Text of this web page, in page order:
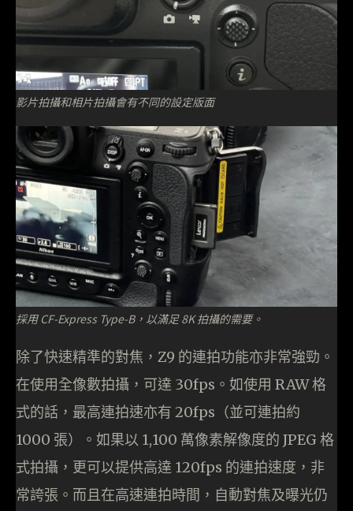
影片拍攝和相片拍攝會有不同的設定版面
採用 CF-Express Type-B，以滿足 8K 拍攝的需要。
除了快速精準的對焦，Z9 的連拍功能亦非常強勁。
在使用全像數拍攝，可達 30fps。如使用 RAW 格
式的話，最高連拍速亦有 20fps（並可連拍約
1000 張）。如果以 1,100 萬像素解像度的 JPEG 格
式拍攝，更可以提供高達 120fps 的連拍速度，非
常誇張。而且在高速連拍時間，自動對焦及曝光仍